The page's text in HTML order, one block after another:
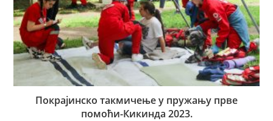
Покрајинско такмичење у пружању прве
помоћи-Кикинда 2023.